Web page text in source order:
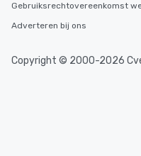
Gebruiksrechtovereenkomst
Adverteren bij ons
Copyright © 2000-2026